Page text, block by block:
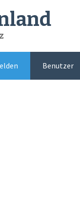
Benutzer